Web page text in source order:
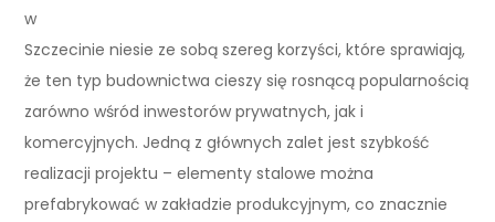
w
Szczecinie niesie ze sobą szereg korzyści, które sprawiają,
że ten typ budownictwa cieszy się rosnącą popularnością
zarówno wśród inwestorów prywatnych, jak i
komercyjnych. Jedną z głównych zalet jest szybkość
realizacji projektu – elementy stalowe można
prefabrykować w zakładzie produkcyjnym, co znacznie